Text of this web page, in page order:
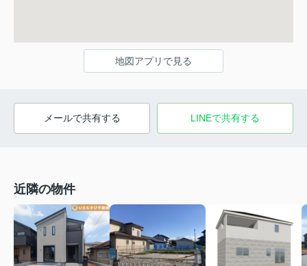
地図アプリで見る
メールで共有する LINEで共有する
近隣の物件